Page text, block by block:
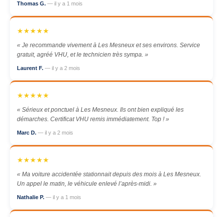
Thomas G. — il y a 1 mois
★★★★★
« Je recommande vivement à Les Mesneux et ses environs. Service
gratuit, agréé VHU, et le technicien très sympa. »
Laurent F. — il y a 2 mois
★★★★★
« Sérieux et ponctuel à Les Mesneux. Ils ont bien expliqué les
démarches. Certificat VHU remis immédiatement. Top ! »
Marc D. — il y a 2 mois
★★★★★
« Ma voiture accidentée stationnait depuis des mois à Les Mesneux.
Un appel le matin, le véhicule enlevé l’après-midi. »
Nathalie P. — il y a 1 mois